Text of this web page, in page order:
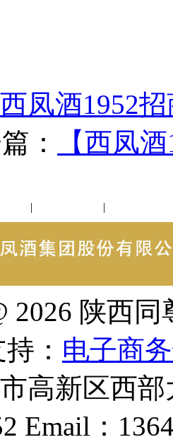
西凤酒1952
【西凤
| |
2026 陕西
： 电子商
高新区西
Email：